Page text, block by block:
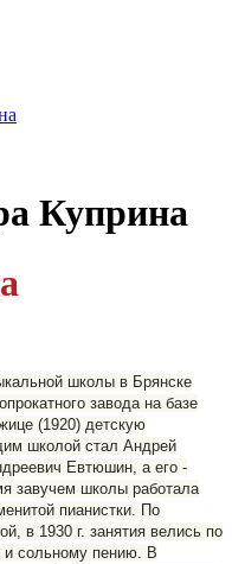
Куприна
школы в Брянске
завода на базе
(1920) детскую
школой стал Андрей
Евтюшин, а его -
завучем школы работала
пианистки. По
в 1930 г. занятия велись по
и сольному пению. В